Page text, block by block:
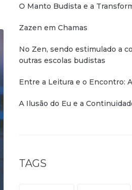
O Manto Budista e a
Zazen em Chamas
No Zen, sendo estimulado a
outras escolas budistas
Entre a Leitura e o Encontro:
A Ilusão do Eu e a
TAGS